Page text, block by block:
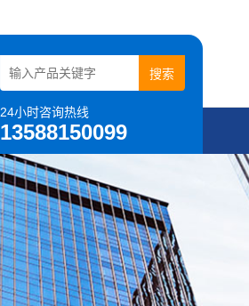
24小时咨询热线
13588150099